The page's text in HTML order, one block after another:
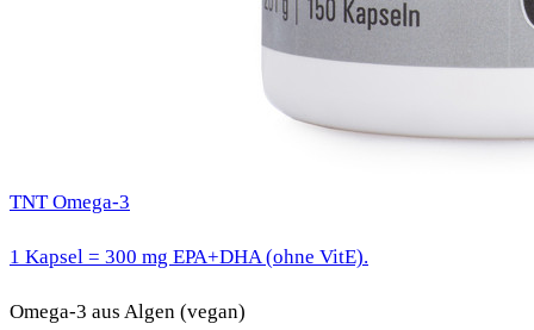
TNT Omega-3
1 Kapsel = 300 mg EPA+DHA (ohne VitE).
Omega-3 aus Algen (vegan)